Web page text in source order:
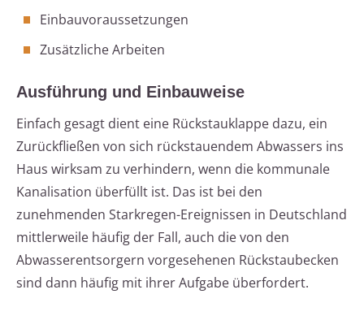
Einbauvoraussetzungen
Zusätzliche Arbeiten
Ausführung und Einbauweise
Einfach gesagt dient eine Rückstauklappe dazu, ein
Zurückfließen von sich rückstauendem Abwassers ins
Haus wirksam zu verhindern, wenn die kommunale
Kanalisation überfüllt ist. Das ist bei den
zunehmenden Starkregen-Ereignissen in Deutschland
mittlerweile häufig der Fall, auch die von den
Abwasserentsorgern vorgesehenen Rückstaubecken
sind dann häufig mit ihrer Aufgabe überfordert.